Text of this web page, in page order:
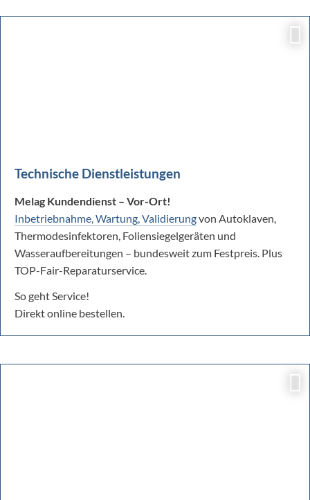
Technische Dienstleistungen
Melag Kundendienst – Vor-Ort!
Inbetriebnahme, Wartung, Validierungvon Autoklaven,
Thermodesinfektoren, Foliensiegelgeräten und
Wasseraufbereitungen – bundesweit zum Festpreis. Plus
TOP-Fair-Reparaturservice.
So geht Service!
Direkt online bestellen.